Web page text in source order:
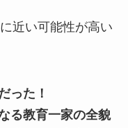
近い可能性が高い
った！
る教育一家の全貌